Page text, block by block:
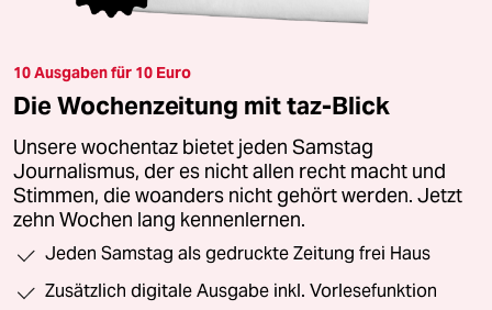
10 Ausgaben für 10 Euro
Die Wochenzeitung mit taz-Blick
Unsere wochentaz bietet jeden Samstag
Journalismus, der es nicht allen recht macht und
Stimmen, die woanders nicht gehört werden. Jetzt
zehn Wochen lang kennenlernen.
Jeden Samstag als gedruckte Zeitung frei Haus
Zusätzlich digitale Ausgabe inkl. Vorlesefunktion